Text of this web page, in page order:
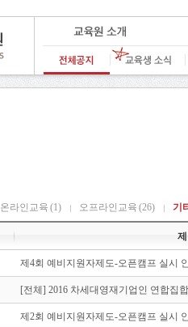
온라인교육 (1) 오프라인교육 (26) 기
제4회 예비지원자제도-오픈캠프 실시
[전체] 2016 차세대영재기업인 연합집
제2회 예비지원자제도-오픈캠프 실시